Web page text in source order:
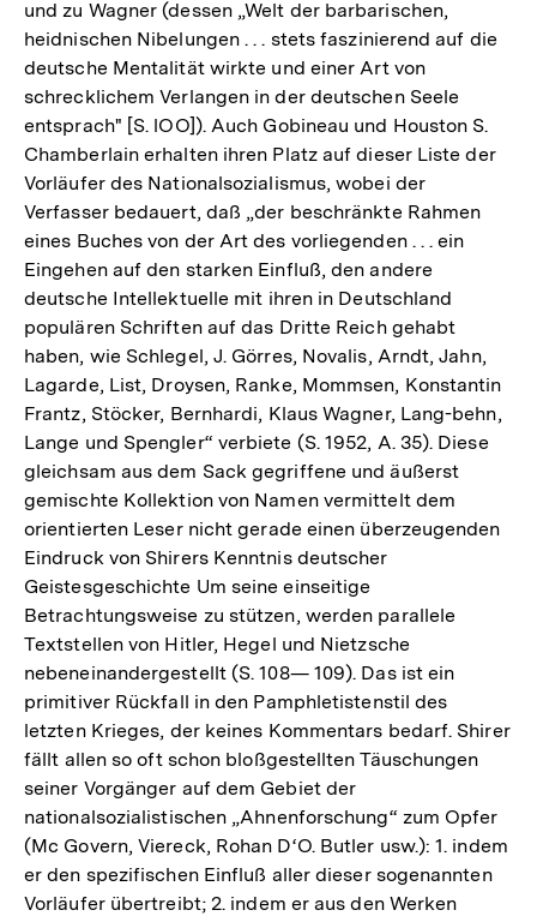
und zu Wagner (dessen „Welt der barbarischen,
heidnischen Nibelungen . . . stets faszinierend auf die
deutsche Mentalität wirkte und einer Art von
schrecklichem Verlangen in der deutschen Seele
entsprach" [S. lOO]). Auch Gobineau und Houston S.
Chamberlain erhalten ihren Platz auf dieser Liste der
Vorläufer des Nationalsozialismus, wobei der
Verfasser bedauert, daß „der beschränkte Rahmen
eines Buches von der Art des vorliegenden . . . ein
Eingehen auf den starken Einfluß, den andere
deutsche Intellektuelle mit ihren in Deutschland
populären Schriften auf das Dritte Reich gehabt
haben, wie Schlegel, J. Görres, Novalis, Arndt, Jahn,
Lagarde, List, Droysen, Ranke, Mommsen, Konstantin
Frantz, Stöcker, Bernhardi, Klaus Wagner, Lang-behn,
Lange und Spengler“ verbiete (S. 1952, A. 35). Diese
gleichsam aus dem Sack gegriffene und äußerst
gemischte Kollektion von Namen vermittelt dem
orientierten Leser nicht gerade einen überzeugenden
Eindruck von Shirers Kenntnis deutscher
Geistesgeschichte Um seine einseitige
Betrachtungsweise zu stützen, werden parallele
Textstellen von Hitler, Hegel und Nietzsche
nebeneinandergestellt (S. 108— 109). Das ist ein
primitiver Rückfall in den Pamphletistenstil des
letzten Krieges, der keines Kommentars bedarf. Shirer
fällt allen so oft schon bloßgestellten Täuschungen
seiner Vorgänger auf dem Gebiet der
nationalsozialistischen „Ahnenforschung“ zum Opfer
(Mc Govern, Viereck, Rohan D‘O. Butler usw.): 1. indem
er den spezifischen Einfluß aller dieser sogenannten
Vorläufer übertreibt; 2. indem er aus den Werken